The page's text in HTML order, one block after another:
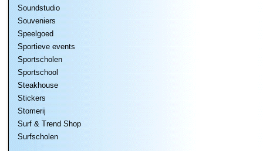
Soundstudio
Souveniers
Speelgoed
Sportieve events
Sportscholen
Sportschool
Steakhouse
Stickers
Stomerij
Surf & Trend Shop
Surfscholen